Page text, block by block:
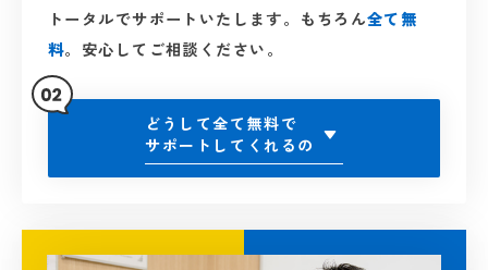
トータルでサポートいたします。もちろん全て無
料。 安心してご相談ください。
どうして全て無料で
サポートしてくれるの